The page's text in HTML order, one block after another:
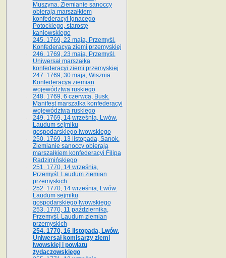
Muszyna. Ziemianie sanoccy
obierają marszałkiem
konfederacyi Ignacego
Potockiego, starostę
kaniowskiego
245. 1769, 22 maja, Przemyśl.
Konfederacya ziemi przemyskiej
246. 1769, 23 maja, Przemyśl.
Uniwersał marszałka
konfederacyi ziemi przemyskiej
247. 1769, 30 maja, Wisznia.
Konfederacya ziemian
województwa ruskiego
248. 1769, 6 czerwca, Busk.
Manifest marszałka konfederacyi
województwa ruskiego
249. 1769, 14 września, Lwów.
Laudum sejmiku
gospodarskiego lwowskiego
250. 1769, 13 listopada, Sanok.
Ziemianie sanoccy obierają
marszałkiem konfederacyi Filipa
Radzimińskiego
251. 1770, 14 września,
Przemyśl. Laudum ziemian
przemyskich
252. 1770, 14 września, Lwów.
Laudum sejmiku
gospodarskiego lwowskiego
253. 1770, 11 października,
Przemyśl. Laudum ziemian
przemyskich
254. 1770, 16 listopada, Lwów.
Uniwersał komisarzy ziemi
lwowskiej i powiatu
żydaczowskiego